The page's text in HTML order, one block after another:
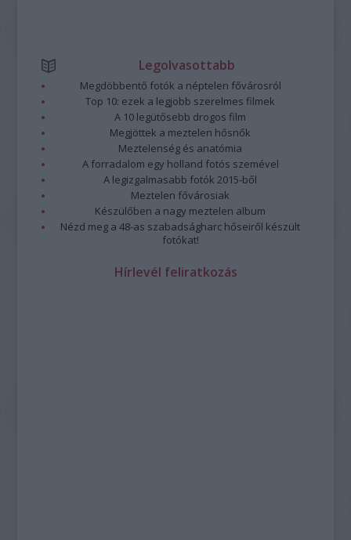
Legolvasottabb
Megdöbbentő fotók a néptelen fővárosról
Top 10: ezek a legjobb szerelmes filmek
A 10 legütősebb drogos film
Megjöttek a meztelen hősnők
Meztelenség és anatómia
A forradalom egy holland fotós szemével
A legizgalmasabb fotók 2015-ből
Meztelen fővárosiak
Készülőben a nagy meztelen album
Nézd meg a 48-as szabadságharc hőseiről készült
fotókat!
Hírlevél feliratkozás